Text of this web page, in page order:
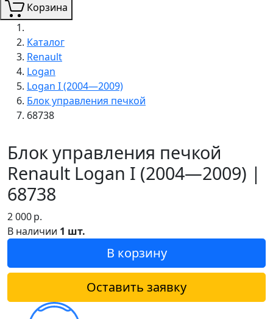
Корзина
Каталог
Renault
Logan
Logan I (2004—2009)
Блок управления печкой
68738
Блок управления печкой
Renault Logan I (2004—2009) |
68738
2 000р.
В наличии 1 шт.
В корзину
Оставить заявку